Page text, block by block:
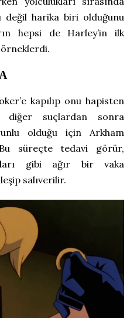
harika biri olduğunu
hepsi de Harley’in ilk
kapılıp onu hapisten
diğer suçlardan sonra
olduğu için Arkham
Bu süreçte tedavi görür,
gibi ağır bir vaka
salıverilir.